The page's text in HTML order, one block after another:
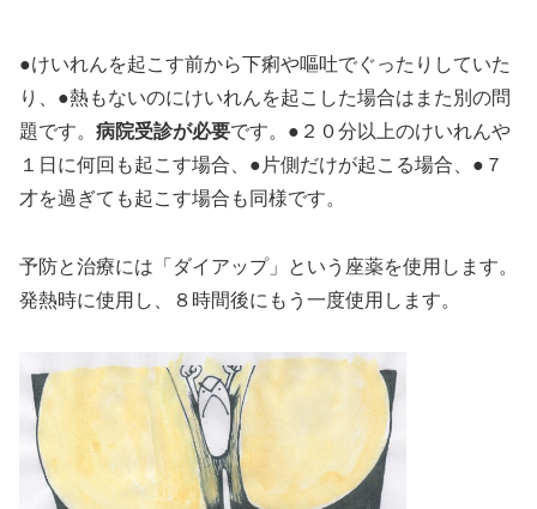
●けいれんを起こす前から下痢や嘔吐でぐったりしていた
り、●熱もないのにけいれんを起こした場合はまた別の問
題です。 病院受診が必要です。●２０分以上のけいれんや
１日に何回も起こす場合、●片側だけが起こる場合、●７
才を過ぎても起こす場合も同様です。
予防と治療には「ダイアップ」という座薬を使用します。
発熱時に使用し、８時間後にもう一度使用します。